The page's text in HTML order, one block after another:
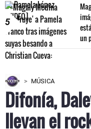
5
un
MÚSICA
Difonía,
llevan el